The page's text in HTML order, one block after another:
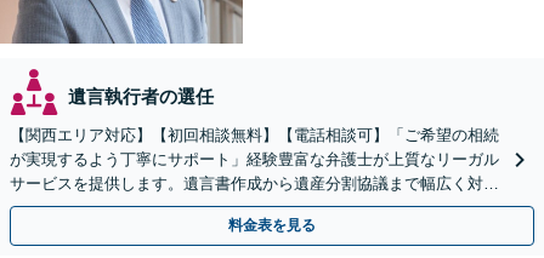
遺言執行者の選任
【関西エリア対応】【初回相談無料】【電話相談可】「ご希望の相続
が実現するよう丁寧にサポート」経験豊富な弁護士が上質なリーガル
サービスを提供します。遺言書作成から遺産分割協議まで幅広く対応
「他士業と連携してスムーズな解決」【休日・夜間相談可】
料金表を見る